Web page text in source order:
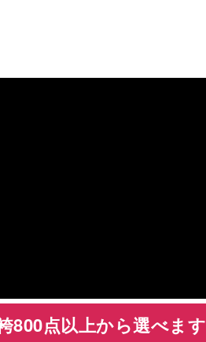
800点以上から選べます